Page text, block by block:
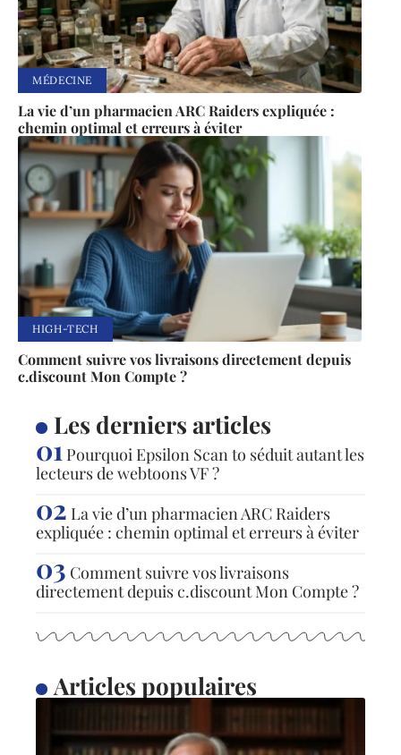
MÉDECINE
La vie d’un pharmacien ARC Raiders expliquée :
chemin optimal et erreurs à éviter
HIGH-TECH
Comment suivre vos livraisons directement depuis
c.discount Mon Compte ?
Les derniers articles
Pourquoi Epsilon Scan to séduit autant les
lecteurs de webtoons VF ?
La vie d’un pharmacien ARC Raiders
expliquée : chemin optimal et erreurs à éviter
Comment suivre vos livraisons
directement depuis c.discount Mon Compte ?
Articles populaires